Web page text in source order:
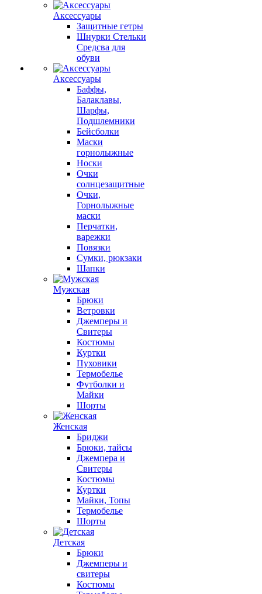
Аксессуары
Защитные гетры
Шнурки Стельки
Средсва для
обуви
Аксессуары
Баффы,
Балаклавы,
Шарфы,
Подшлемники
Бейсболки
Маски
горнолыжные
Носки
Очки
солнцезащитные
Очки,
Горнолыжные
маски
Перчатки,
варежки
Повязки
Сумки, рюкзаки
Шапки
Мужская
Брюки
Ветровки
Джемперы и
Свитеры
Костюмы
Куртки
Пуховики
Термобелье
Футболки и
Майки
Шорты
Женская
Бриджи
Брюки, тайсы
Джемпера и
Свитеры
Костюмы
Куртки
Майки, Топы
Термобелье
Шорты
Детская
Брюки
Джемперы и
свитеры
Костюмы